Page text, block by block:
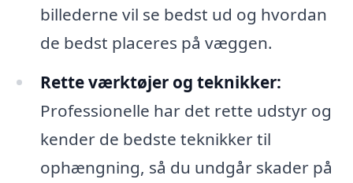
billederne vil se bedst ud og hvordan
de bedst placeres på væggen.
Rette værktøjer og teknikker:
Professionelle har det rette udstyr og
kender de bedste teknikker til
ophængning, så du undgår skader på